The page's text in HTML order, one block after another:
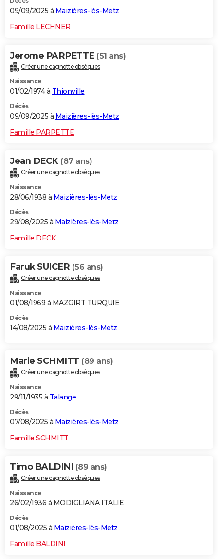
09/09/2025 à Maizières-lès-Metz
Famille LECHNER
Jerome PARPETTE (51 ans)
Créer une cagnotte obsèques
Naissance
01/02/1974 à Thionville
Décès
09/09/2025 à Maizières-lès-Metz
Famille PARPETTE
Jean DECK (87 ans)
Créer une cagnotte obsèques
Naissance
28/06/1938 à Maizières-lès-Metz
Décès
29/08/2025 à Maizières-lès-Metz
Famille DECK
Faruk SUICER (56 ans)
Créer une cagnotte obsèques
Naissance
01/08/1969 à MAZGIRT TURQUIE
Décès
14/08/2025 à Maizières-lès-Metz
Marie SCHMITT (89 ans)
Créer une cagnotte obsèques
Naissance
29/11/1935 à Talange
Décès
07/08/2025 à Maizières-lès-Metz
Famille SCHMITT
Timo BALDINI (89 ans)
Créer une cagnotte obsèques
Naissance
26/02/1936 à MODIGLIANA ITALIE
Décès
01/08/2025 à Maizières-lès-Metz
Famille BALDINI